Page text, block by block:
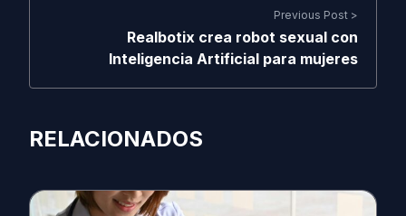
Previous Post >
Realbotix crea robot sexual con
Inteligencia Artificial para mujeres
RELACIONADOS